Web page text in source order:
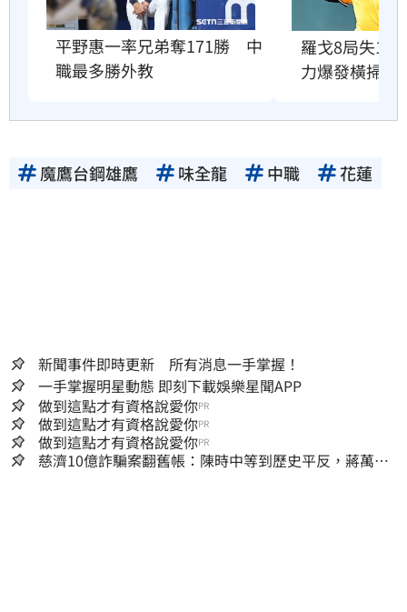
平野惠一率兄弟奪171勝　中
職最多勝外教
羅戈8局失1
力爆發橫掃雄
魔鷹台鋼雄鷹 味全龍 中職 花蓮
新聞事件即時更新 所有消息一手掌握！
一手掌握明星動態 即刻下載娛樂星聞APP
做到這點才有資格說愛你PR
做到這點才有資格說愛你PR
做到這點才有資格說愛你PR
慈濟10億詐騙案翻舊帳：陳時中等到歷史平反，蔣萬安